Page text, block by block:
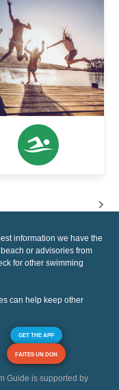
information we have the
or advisories from
for other swimming
can help keep other
GET THE APP
FAITES UN DON
Guide is supported by